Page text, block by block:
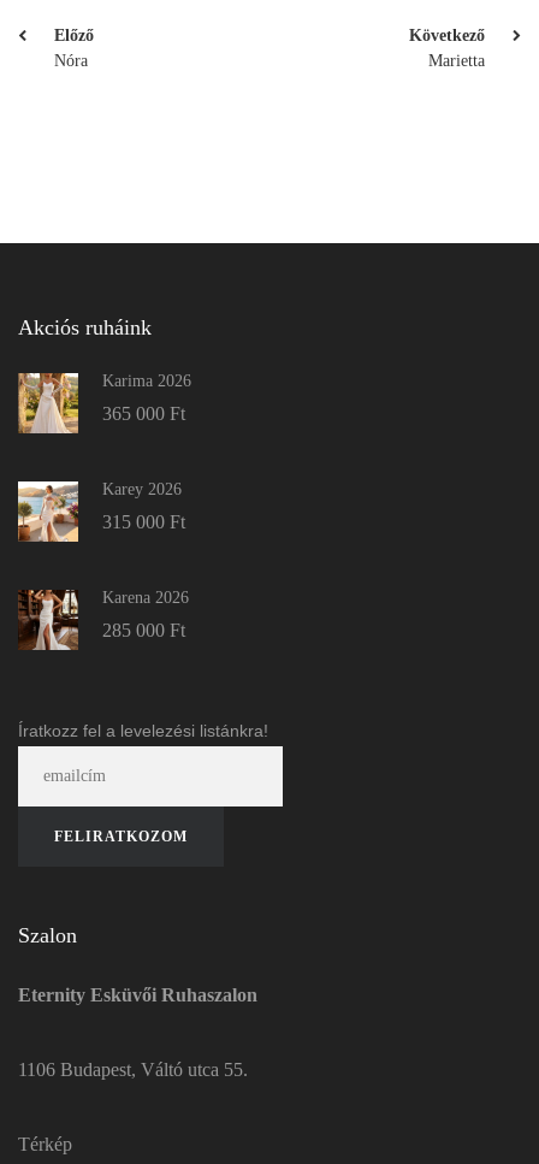
Előző
Nóra
Következő
Marietta
Akciós ruháink
Karima 2026
365 000 Ft
Karey 2026
315 000 Ft
Karena 2026
285 000 Ft
Íratkozz fel a levelezési listánkra!
Szalon
Eternity Esküvői Ruhaszalon
1106 Budapest, Váltó utca 55.
Térkép